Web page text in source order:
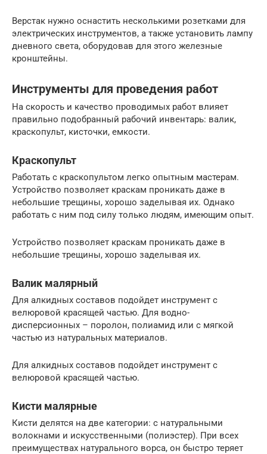
Верстак нужно оснастить несколькими розетками для
электрических инструментов, а также установить лампу
дневного света, оборудовав для этого железные
кронштейны.
Инструменты для проведения работ
На скорость и качество проводимых работ влияет
правильно подобранный рабочий инвентарь: валик,
краскопульт, кисточки, емкости.
Краскопульт
Работать с краскопультом легко опытным мастерам.
Устройство позволяет краскам проникать даже в
небольшие трещины, хорошо заделывая их. Однако
работать с ним под силу только людям, имеющим опыт.
Устройство позволяет краскам проникать даже в
небольшие трещины, хорошо заделывая их.
Валик малярный
Для алкидных составов подойдет инструмент с
велюровой красящей частью. Для водно-
дисперсионных – поролон, полиамид или с мягкой
частью из натуральных материалов.
Для алкидных составов подойдет инструмент с
велюровой красящей частью.
Кисти малярные
Кисти делятся на две категории: с натуральными
волокнами и искусственными (полиэстер). При всех
преимуществах натурального ворса, он быстро теряет